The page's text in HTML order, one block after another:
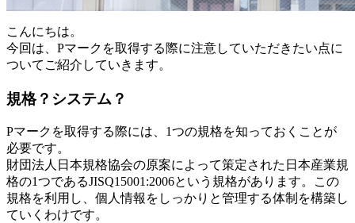
こんにちは。
今回は、Pマークを取得する際に注意していただきたい点に
ついてご紹介していきます。
規格？システム？
Pマークを取得する際には、1つの規格を知っておくことが
必要です。
財団法人日本規格協会の原案によって策定された日本産業規
格の1つであるJISQ15001:2006という規格があります。この
規格を利用し、個人情報をしっかりと管理する体制を構築し
ていくわけです。